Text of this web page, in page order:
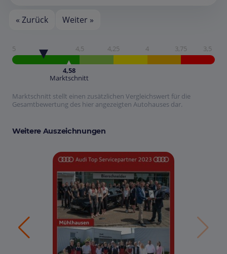
« Zurück Weiter »
5 4,5 4,25 4 3,75 3,5
4,58
Marktschnitt
Marktschnitt stellt einen zusätzlichen Vergleichswert für die
Gesamtbewertung des hier angezeigten Autohauses dar.
Weitere Auszeichnungen